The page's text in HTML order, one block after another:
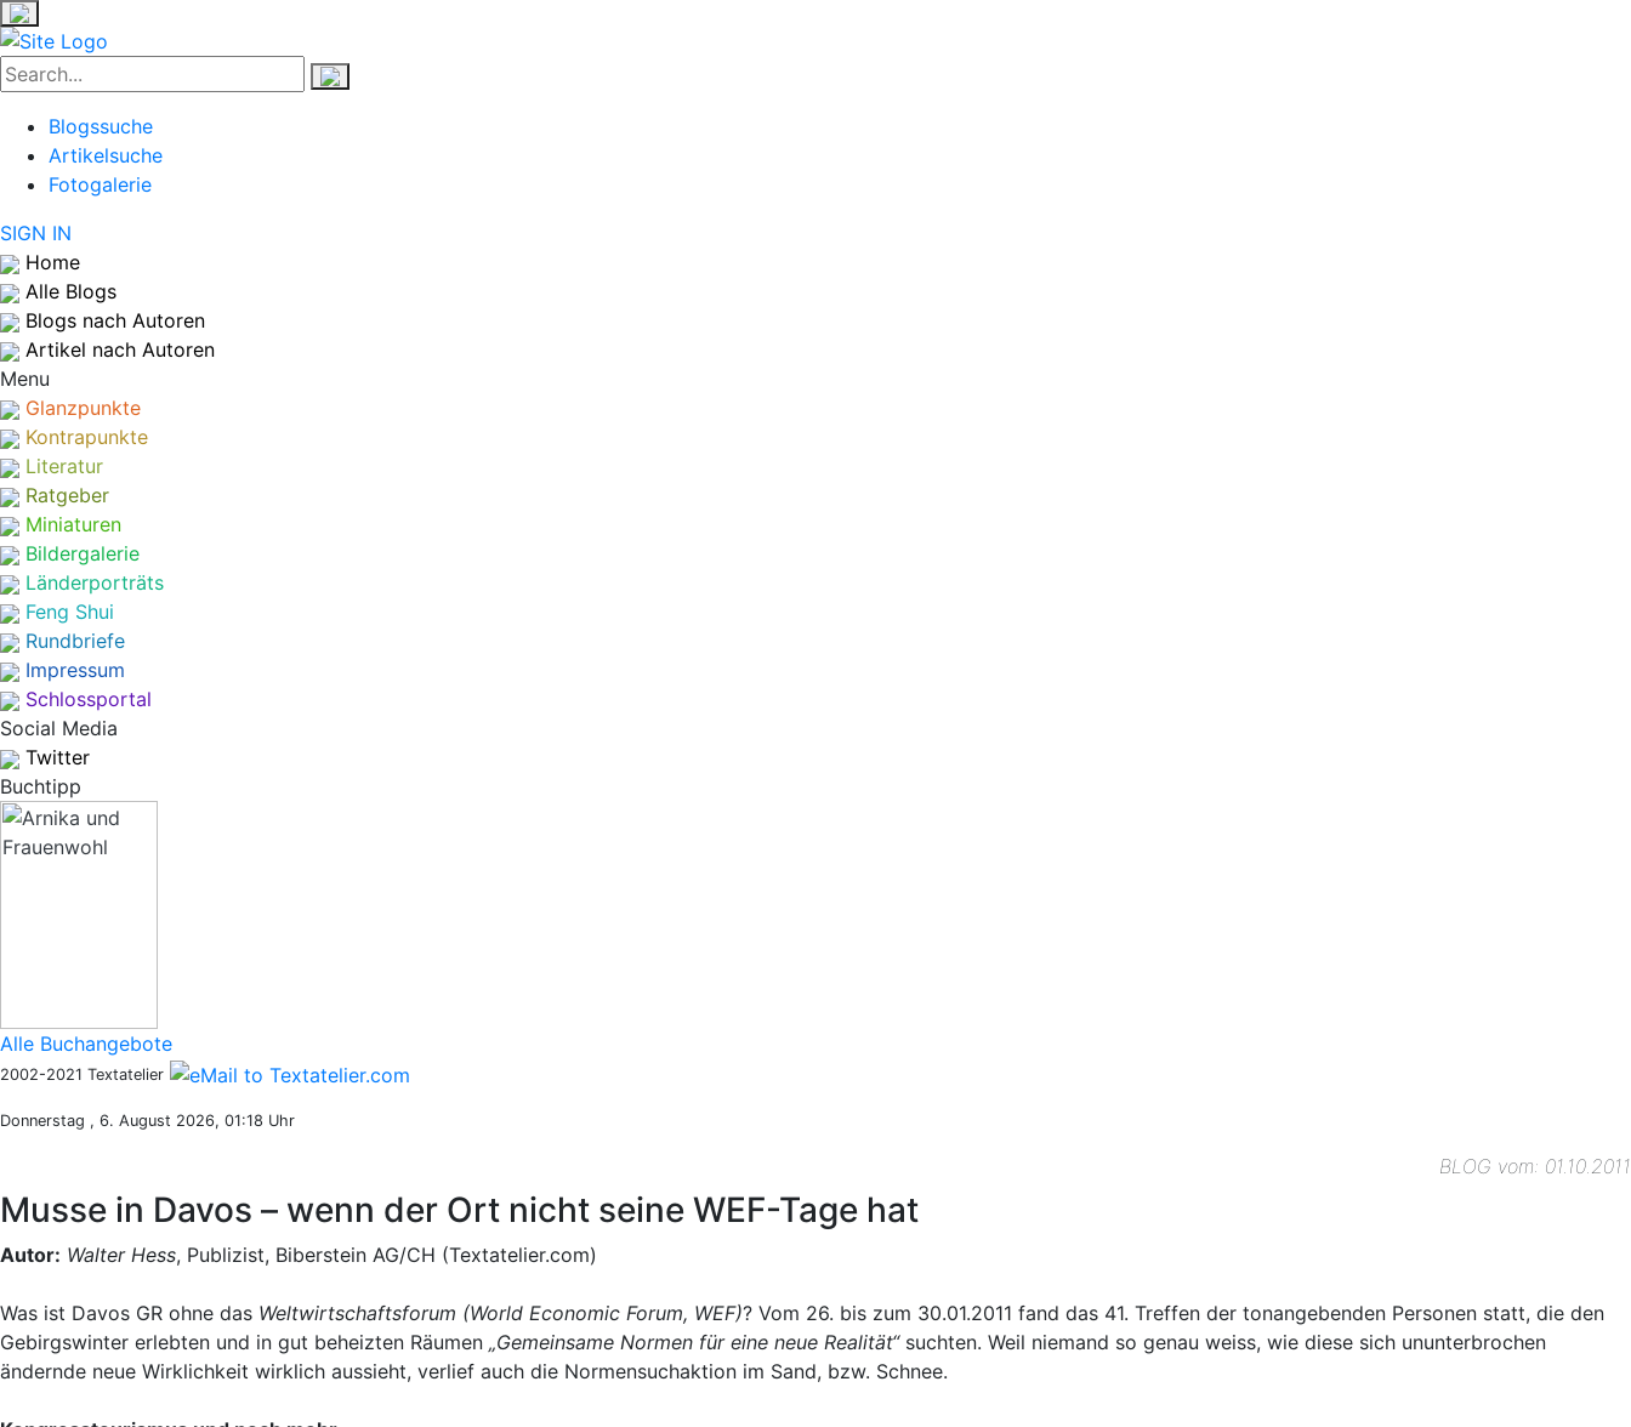
Blogssuche
Artikelsuche
Fotogalerie
SIGN IN
Home
Alle Blogs
Blogs nach Autoren
Artikel nach Autoren
Menu
Glanzpunkte
Kontrapunkte
Literatur
Ratgeber
Miniaturen
Bildergalerie
Länderporträts
Feng Shui
Rundbriefe
Impressum
Schlossportal
Social Media
Twitter
Buchtipp
Alle Buchangebote
2002-2021 Textatelier
Donnerstag , 6. August 2026, 01:18 Uhr
BLOG vom: 01.10.2011
Musse in Davos – wenn der Ort nicht seine WEF-Tage hat
Autor: Walter Hess, Publizist, Biberstein AG/CH (Textatelier.com)
Was ist Davos GR ohne das Weltwirtschaftsforum (World Economic Forum, WEF)? Vom 26. bis zum 30.01.2011 fand das 41. Treffen der tonangebenden Personen statt, die den
Gebirgswinter erlebten und in gut beheizten Räumen „Gemeinsame Normen für eine neue Realität“suchten. Weil niemand so genau weiss, wie diese sich ununterbrochen
ändernde neue Wirklichkeit wirklich aussieht, verlief auch die Normensuchaktion im Sand, bzw. Schnee.